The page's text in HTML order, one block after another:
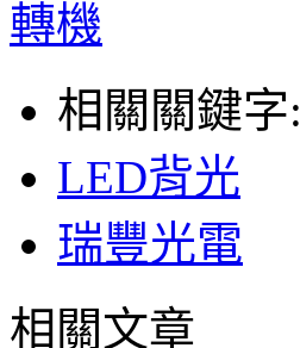
轉機
相關關鍵字:
LED背光
瑞豐光電
相關文章